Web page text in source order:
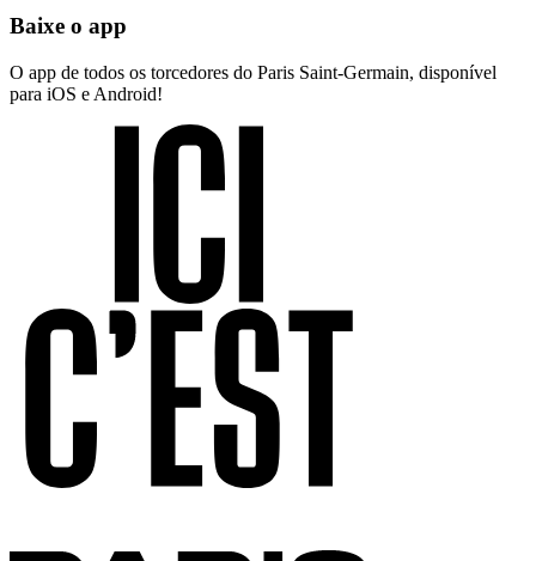
Baixe o app
O app de todos os torcedores do Paris Saint-Germain, disponível
para iOS e Android!